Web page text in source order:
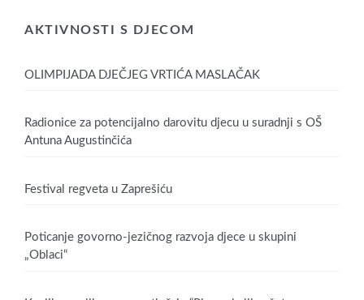
AKTIVNOSTI S DJECOM
OLIMPIJADA DJEČJEG VRTIĆA MASLAČAK
Radionice za potencijalno darovitu djecu u suradnji s OŠ
Antuna Augustinčića
Festival regveta u Zaprešiću
Poticanje govorno-jezičnog razvoja djece u skupini
„Oblaci“